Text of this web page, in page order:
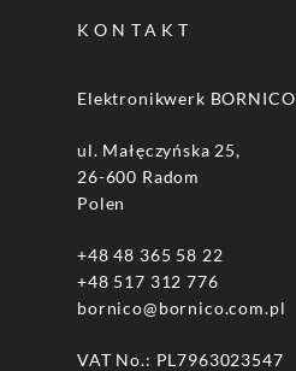
KONTAKT
Elektronikwerk BORNICO
ul. Małęczyńska 25,
26-600 Radom
Polen
+48 48 365 58 22
+48 517 312 776
bornico@bornico.com.pl
VAT No.: PL7963023547